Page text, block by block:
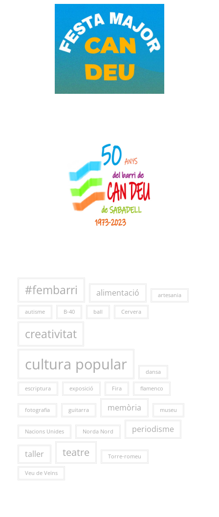
#fembarri alimentació artesania
autisme B-40 ball Cervera
creativitat
cultura popular dansa
escriptura exposició Fira flamenco
fotografia guitarra memòria museu
Nacions Unides Norda Nord periodisme
taller teatre Torre-romeu
Veu de Veïns